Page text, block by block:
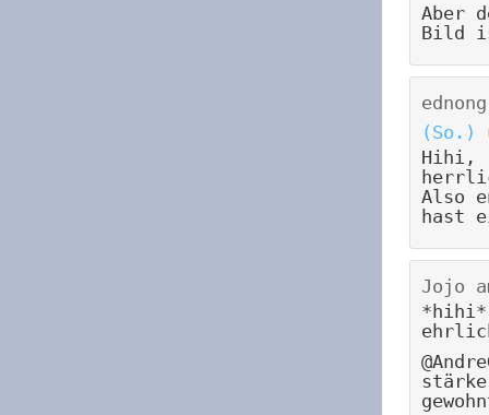
Aber
Bild
(So.)
Hihi,
Also
hast
Jojo
*hihi*